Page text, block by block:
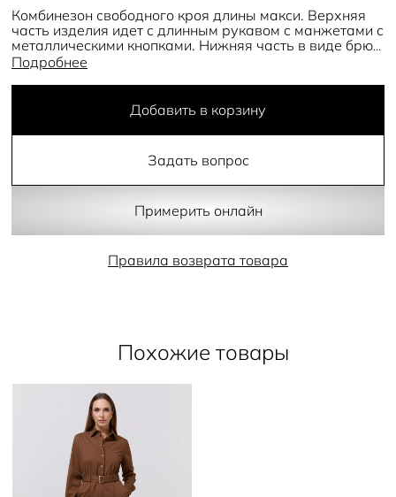
Комбинезон свободного кроя длины макси. Верхняя
часть изделия идет с длинным рукавом с манжетами с
металлическими кнопками. Нижняя часть в виде брюк
палаццо со стрелками с отстрочкой. Съемный пояс
дополняет модель, делая акцент на линии талии.
Подробнее
Добавить в корзину
Задать вопрос
Примерить онлайн
Правила возврата товара
Похожие товары